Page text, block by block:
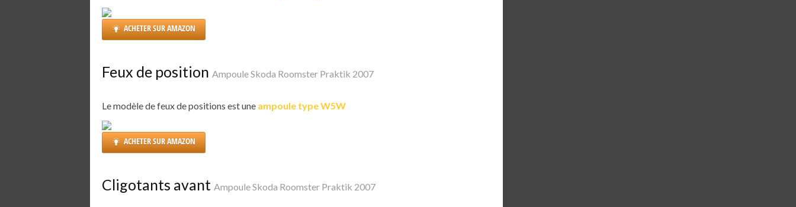
ACHETER SUR AMAZON
Feux de position Ampoule Skoda Roomster Praktik 2007
Le modèle de feux de positions est une ampoule type W5W
ACHETER SUR AMAZON
Cligotants avant Ampoule Skoda Roomster Praktik 2007